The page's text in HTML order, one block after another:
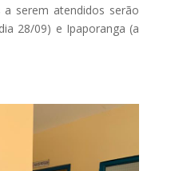
a serem atendidos serão
28/09) e Ipaporanga (a